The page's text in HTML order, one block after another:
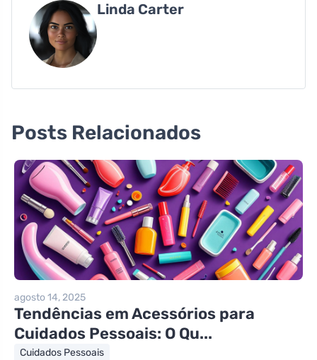
Linda Carter
Posts Relacionados
agosto 14, 2025
Tendências em Acessórios para
Cuidados Pessoais: O Qu...
Cuidados Pessoais